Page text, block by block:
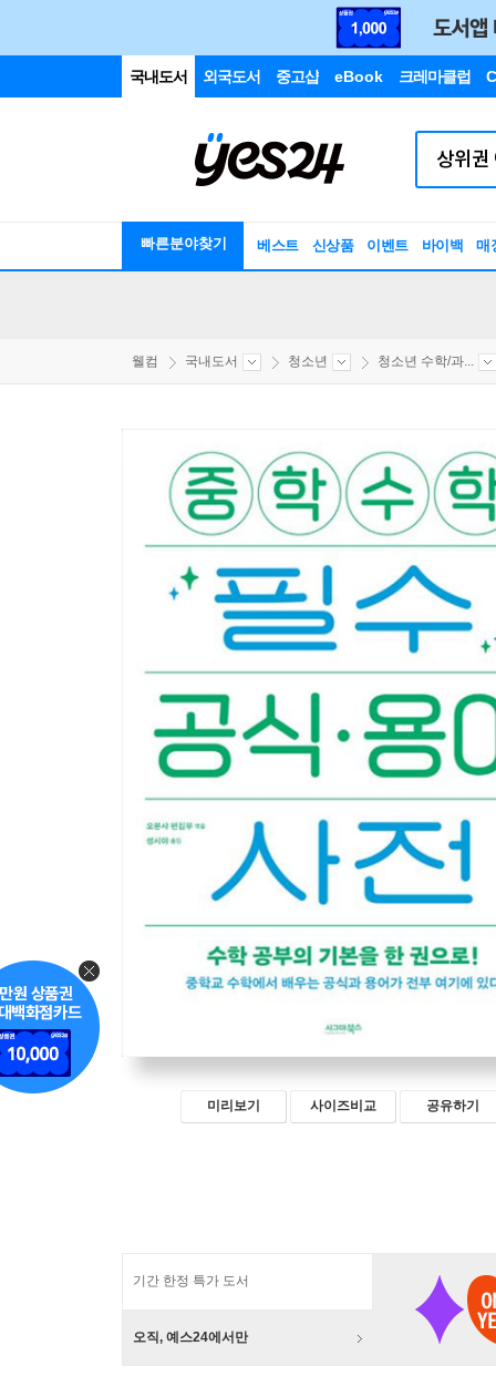
국내도서 외국도서 중고샵 eBook 크레마클럽
빠른분야찾기 베스트 신상품 이벤트 바이백 매
웰컴 국내도서 청소년 청소년 수학/과...
미리보기 사이즈비교 공유하기
기간 한정 특가 도서
오직, 예스24에서만